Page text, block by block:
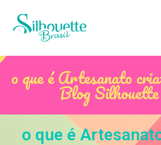
o que é Artesanato
Blog
o que é